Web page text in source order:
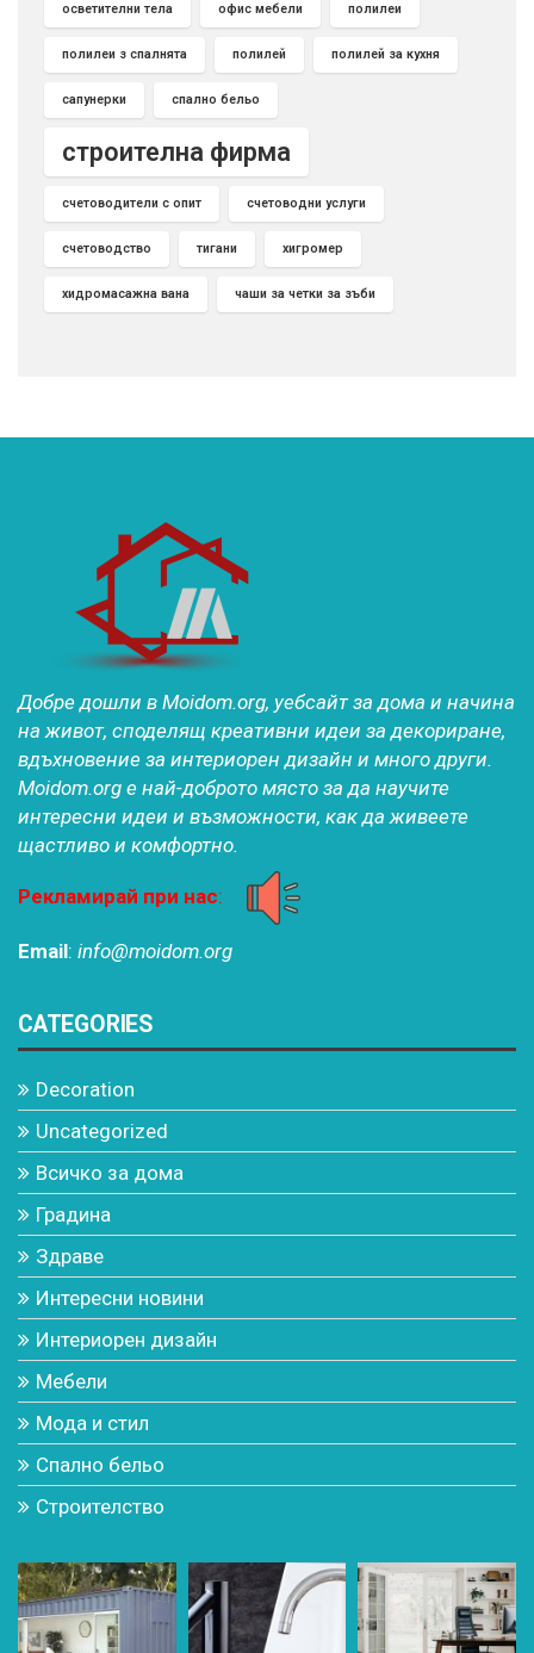
осветителни тела офис мебели полилеи
полилеи з спалнята полилей полилей за кухня
сапунерки спално бельо
строителна фирма
счетоводители с опит счетоводни услуги
счетоводство тигани хигромер
хидромасажна вана чаши за четки за зъби
Добре дошли в Moidom.org, уебсайт за дома и начина
на живот, споделящ креативни идеи за декориране,
вдъхновение за интериорен дизайн и много други.
Moidom.org е най-доброто място за да научите
интересни идеи и възможности, как да живеете
щастливо и комфортно.
Рекламирай при нас:
Email: info@moidom.org
CATEGORIES
Decoration
Uncategorized
Всичко за дома
Градина
Здраве
Интересни новини
Интериорен дизайн
Мебели
Мода и стил
Спално бельо
Строителство